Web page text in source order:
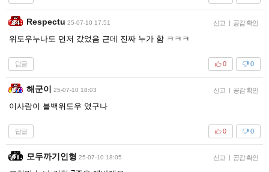
Respectu 25-07-10 17:51 신고 | 공감 확인
위도우누나도 먼저 갔었음 근데 진짜 누가 함 ㅋㅋㅋ
답글 0
0
해군이 25-07-10 18:03 신고 | 공감 확인
이사람이 블백위도우 였구나
답글 0
0
모두까기인형 25-07-10 18:05 신고 | 공감 확인